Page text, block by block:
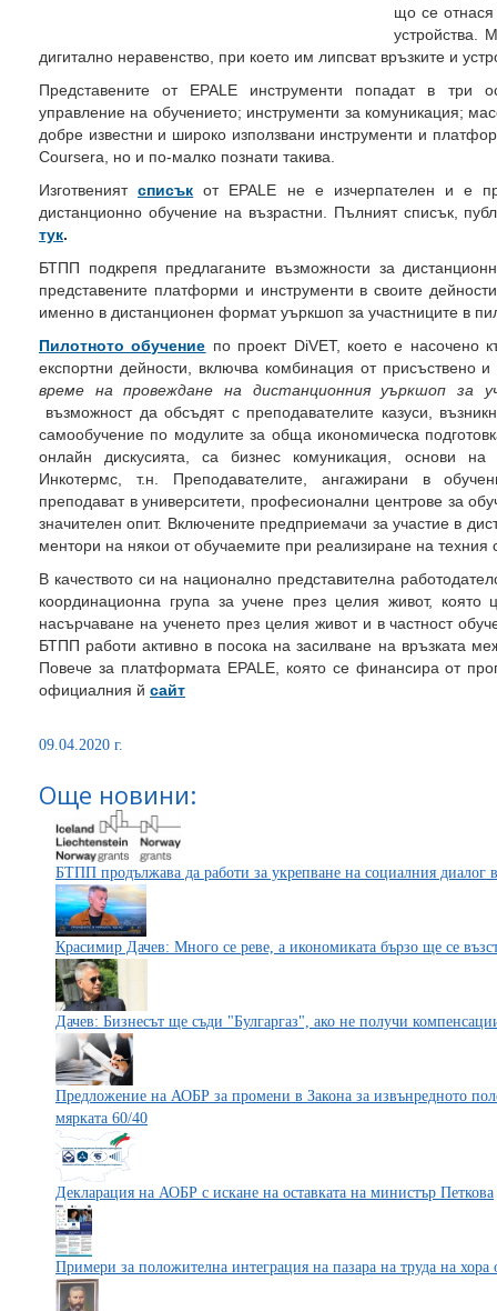
що се отнася
устройства.
дигитално неравенство, при което им липсват връзките и
Представените от EPALE инструменти попадат в три
управление на обучението; инструменти за комуникация;
добре известни и широко използвани инструменти и
Coursera, но и по-малко познати такива.
Изготвениятсписък от EPALE не е изчерпателен и е
дистанционно обучение на възрастни. Пълният списък,
тук.
БТПП подкрепя предлаганите възможности за
представените платформи и инструменти в своите
именно в дистанционен формат уъркшоп за участниците в
Пилотното обучение по проект DiVET, което е насочено
експортни дейности, включва комбинация от присъствено
време на провеждане на дистанционния уъркшоп за
възможност да обсъдят с преподавателите казуси,
самообучение по модулите за обща икономическа
онлайн дискусията, са бизнес комуникация, основи на
Инкотермс, т.н. Преподавателите, ангажирани в
преподават в университети, професионални центрове за
значителен опит. Включените предприемачи за участие в
ментори на някои от обучаемите при реализиране на техния
В качеството си на национално представителна
координационна група за учене през целия живот,
насърчаване на ученето през целия живот и в частност
БТПП работи активно в посока на засилване на връзката
Повече за платформата EPALE, която се финансира от
официалния й сайт
09.04.2020 г.
Още новини:
БТПП продължава да работи за укрепване на социалния диалог
Красимир Дачев: Много се реве, а икономиката бързо ще се
Дачев: Бизнесът ще съди "Булгаргаз", ако не получи
Предложение на АОБР за промени в Закона за извънредното
мярката 60/40
Декларация на АОБР с искане на оставката на министър Петкова
Примери за положителна интеграция на пазара на труда на хора